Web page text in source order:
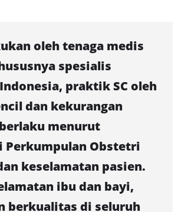
oleh tenaga medis
spesialis
praktik SC oleh
dan kekurangan
menurut
Perkumpulan Obstetri
keselamatan pasien.
ibu dan bayi,
berkualitas di seluruh